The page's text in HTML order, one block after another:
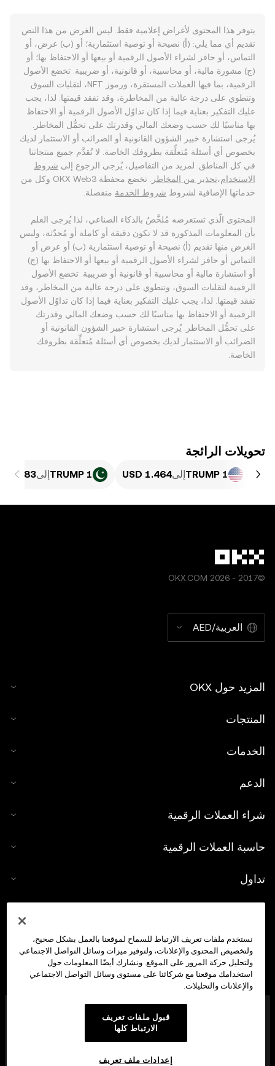
يتوفر هذا المحتوى لأغراض إعلامية فقط. ليس الغرض من هذا النص
تقديم أي مما يلي: (أ) نصيحة أو توصية استثمارية؛ أو (ب) عرض، أو
التماس، أو حافز لشراء الأصول الرقمية أو بيعها أو الاحتفاظ بها؛ أو
(ج) مشورة مالية، أو محاسبية، أو قانونية، أو ضريبية. تخضع الأصول
الرقمية، بما فيها العملات المستقرة، ورموز NFT، لتقلبات السوق
وتنطوي على درجة عالية من المخاطرة، وقد تفقد قيمتها. لذا، يجب
عليك التفكير بعناية فيما إذا كان تداوُل الأصول الرقمية أو الاحتفاظ
بها مناسبًا لك حسب وضعك المالي وقدرتك على تحمُّل المخاطر.
يُرجى استشارة خبير الشؤون القانونية أو الضرائب أو الاستثمار لديك
بخصوص أي أسئلة مُتعلِّقة بظروفك الخاصة. لا تُقدَّم جميع منتجاتنا
في كل المناطق. لمزيد من التفاصيل، يُرجى الرجوع إلى شروط
الاستخدام،تحذير من المخاطر
. تخضع محفظة OKX Web3 وكل من
خدماتها الإضافية لشروط شروط الخدمة منفصلة.
المحتوى الّذي تستعرضه مُلخَّصٌ بالذكاء الصناعي، لذا يُرجى العلم
بأن المعلومات المذكورة قد لا تكون دقيقة أو كاملة أو مُحدّثة، وليس
الغرض منها تقديم (أ) نصيحة أو توصية استثمارية (ب) أو عرض أو
التماس أو حافز لشراء الأصول الرقمية أو بيعها أو الاحتفاظ بها (ج)
أو استشارة مالية أو محاسبية أو قانونية أو ضريبية. تخضع الأصول
الرقمية لتقلبات السوق، وتنطوي على درجة عالية من المخاطر، وقد
تفقد قيمتها. لذا، يجب عليك التفكير بعناية فيما إذا كان تداوُل الأصول
الرقمية أو الاحتفاظ بها مناسبًا لك حسب وضعك المالي وقدرتك
على تحمُّل المخاطر. يُرجى استشارة خبير الشؤون القانونية أو
الضرائب أو الاستثمار لديك بخصوص أي أسئلة مُتعلِّقة بظروفك
الخاصة.
تحويلات الرائجة
1 TRUMP إلى 1 TRUMP إلى
©2017 - 2026 OKX.COM
العربية/AED
المزيد حول OKX
المنتجات
الخدمات
الدعم
شراء العملات الرقمية
حاسبة العملات الرقمية
تداول
شركة OKX Middle East Fintech FZE مُرخَّصة من هيئة تنظيم
الأصول الافتراضية في دبي (VARA) بموجب الرقم المرجعي:
نستخدم ملفات تعريف الارتباط للسماح لموقعنا بالعمل بشكل صحيح،
ولتخصيص المحتوى والإعلانات، ولتوفير ميزات وسائل التواصل الاجتماعي
ولتحليل حركة المرور على الموقع. ونشارك أيضًا المعلومات حول
استخدامك موقعنا مع شركائنا على مستوى وسائل التواصل الاجتماعي
والإعلانات والتحليلات.
قبول ملفات تعريف
الارتباط كلها
إعدادات ملف تعريف